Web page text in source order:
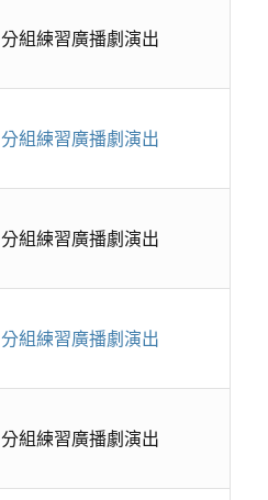
分組練習廣播劇演出
分組練習廣播劇演出
分組練習廣播劇演出
分組練習廣播劇演出
分組練習廣播劇演出